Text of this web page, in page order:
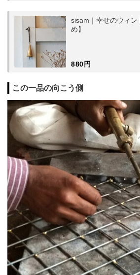
sisam｜幸せのウィン
め】
880円
この一品の向こう側